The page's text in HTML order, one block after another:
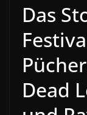
Das
Dead